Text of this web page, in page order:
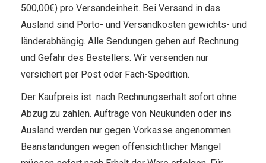
500,00€) pro Versandeinheit. Bei Versand in das
Ausland sind Porto- und Versandkosten gewichts- und
länderabhängig. Alle Sendungen gehen auf Rechnung
und Gefahr des Bestellers. Wir versenden nur
versichert per Post oder Fach-Spedition.
Der Kaufpreis ist nach Rechnungserhalt sofort ohne
Abzug zu zahlen. Aufträge von Neukunden oder ins
Ausland werden nur gegen Vorkasse angenommen.
Beanstandungen wegen offensichtlicher Mängel